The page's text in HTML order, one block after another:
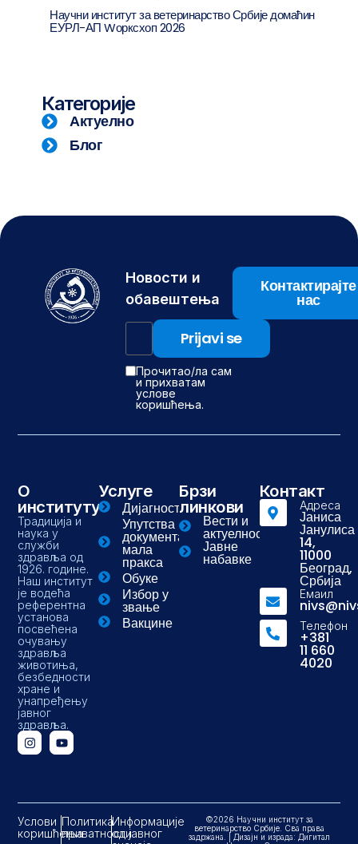
Научни институт за ветеринарство Србије домаћин
ЕУРЛ-АП Wорксхоп 2026
Категорије
Актуелно
Блог
Новости и
обавештења
Прочитао/ла сам
и прихватам
услове
коришћења.
Контактирајте
нас
О
институту
Традиција и
наука у
служби
здравља од
1926. године.
Наш институт
је водећа
референтна
установа
посвећена
очувању
здравља
животиња,
безбедности
хране и
унапређењу
јавног
здравља.
Услуге
Дијагностика
Упутства и
документа-
мала
пракса
Обуке
Избор у
звање
Вакцине
Брзи
линкови
Вести и
актуелности
Јавне
набавке
Контакт
Адреса
Јаниса
Јанулиса
14,
11000
Београд,
Србија
Емаил
Телефон
+381
11 660
4020
Услови
коришћења
Политика
приватности
Информације
од јавног
©2026 Научни институт за
ветеринарство Србије. Сва права
задржана. | Дизајн и израда: Дигитал